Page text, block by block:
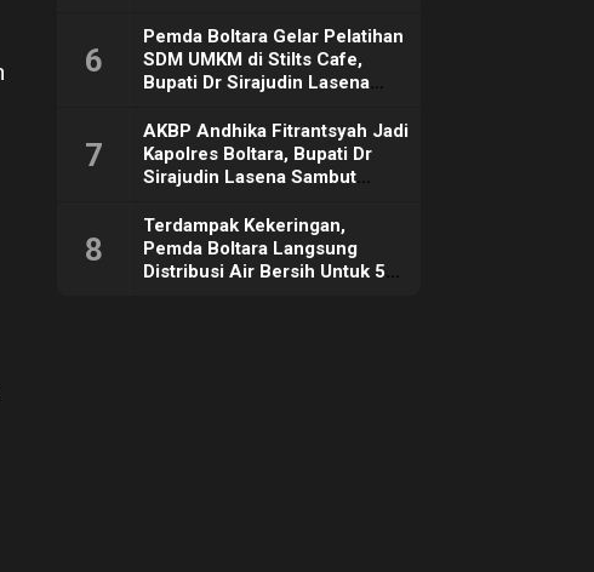
6
Pemda Boltara Gelar Pelatihan
SDM UMKM di Stilts Cafe,
Bupati Dr Sirajudin Lasena
Dorong Ekonomi Daerah
7
AKBP Andhika Fitrantsyah Jadi
Kapolres Boltara, Bupati Dr
Sirajudin Lasena Sambut
8
Terdampak Kekeringan,
Pemda Boltara Langsung
Distribusi Air Bersih Untuk 50